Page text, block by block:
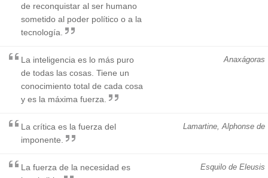
de reconquistar al ser humano
sometido al poder político o a la
tecnología.
Anaxágoras
La inteligencia es lo más puro
de todas las cosas. Tiene un
conocimiento total de cada cosa
y es la máxima fuerza.
Lamartine, Alphonse de
La crítica es la fuerza del
imponente.
Esquilo de Eleusis
La fuerza de la necesidad es